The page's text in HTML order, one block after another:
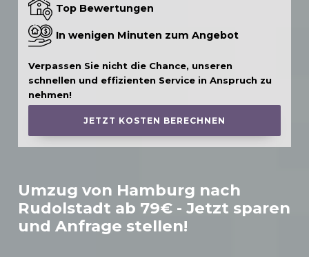
Umzug von Hamburg nach
Rudolstadt ab 79€ - Jetzt sparen
und Anfrage stellen!
Top Bewertungen
In wenigen Minuten zum Angebot
Verpassen Sie nicht die Chance, unseren
schnellen und effizienten Service in Anspruch zu
nehmen!
JETZT KOSTEN BERECHNEN